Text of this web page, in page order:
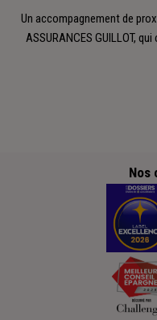
Un accompagnement de
ASSURANCES GUILLOT,
Nos